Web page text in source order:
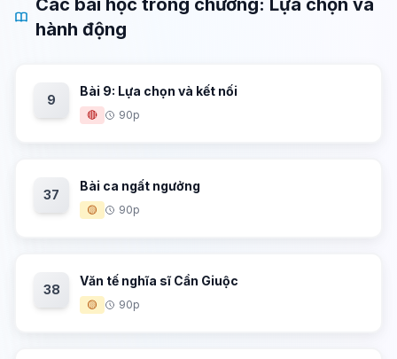
Các bài học trong chương: Lựa chọn và
hành động
9
Bài 9: Lựa chọn và kết nối
🔴 90p
37
Bài ca ngất ngưởng
🟡 90p
38
Văn tế nghĩa sĩ Cần Giuộc
🟡 90p